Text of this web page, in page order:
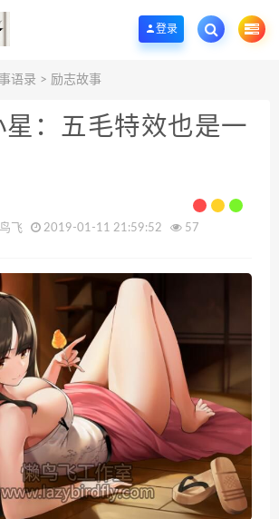
作室资源下载站，一个优质的手机App应用商店和网站源
登录
语录 > 励志故事
星：五毛特效也是一
飞 2019-01-11 21:59:52 57